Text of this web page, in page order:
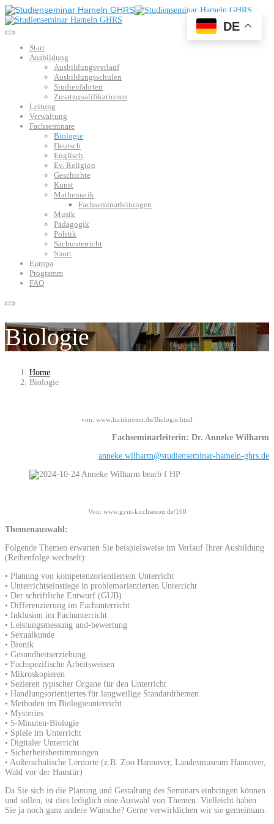
Start
Ausbildung
Ausbildungsverlauf
Ausbildungsschulen
Studienfahrten
Zusatzqualifikationen
Leitung
Verwaltung
Fachseminare
Biologie
Deutsch
Englisch
Ev. Religion
Geschichte
Kunst
Mathematik
Fachseminarleitungen
Musik
Pädagogik
Politik
Sachunterricht
Sport
Europa
Programm
FAQ
Biologie
Home
Biologie
von: www.hirnknoten.de/Biologie.html
Fachseminarleiterin: Dr. Anneke Wilharm
anneke.wilharm@studienseminar-hameln-ghrs.de
Von: www.gym-kirchseeon.de/168
Themenauswahl:
Folgende Themen erwarten Sie beispielsweise im Verlauf Ihrer Ausbildung
(Reihenfolge wechselt):
• Planung von kompetenzorientiertem Unterricht
• Unterrichtseinstiege in problemorientierten Unterricht
• Der schriftliche Entwurf (GUB)
• Differenzierung im Fachunterricht
• Inklusion im Fachunterricht
• Leistungsmessung und-bewertung
• Sexualkunde
• Bionik
• Gesundheitserziehung
• Fachspezifische Arbeitsweisen
• Mikroskopieren
• Sezieren typischer Organe für den Unterricht
• Handlungsorientiertes für langweilige Standardthemen
• Methoden im Biologieunterricht
• Mysteries
• 5-Minuten-Biologie
• Spiele im Unterricht
• Digitaler Unterricht
• Sicherheitsbestimmungen
• Außerschulische Lernorte (z.B. Zoo Hannover, Landesmuseum Hannover,
Wald vor der Haustür)
Da Sie sich in die Planung und Gestaltung des Seminars einbringen können
und sollen, ist dies lediglich eine Auswahl von Themen. Vielleicht haben
Sie ja noch ganz andere Wünsche? Gerne verwirklichen wir sie gemeinsam.
DE